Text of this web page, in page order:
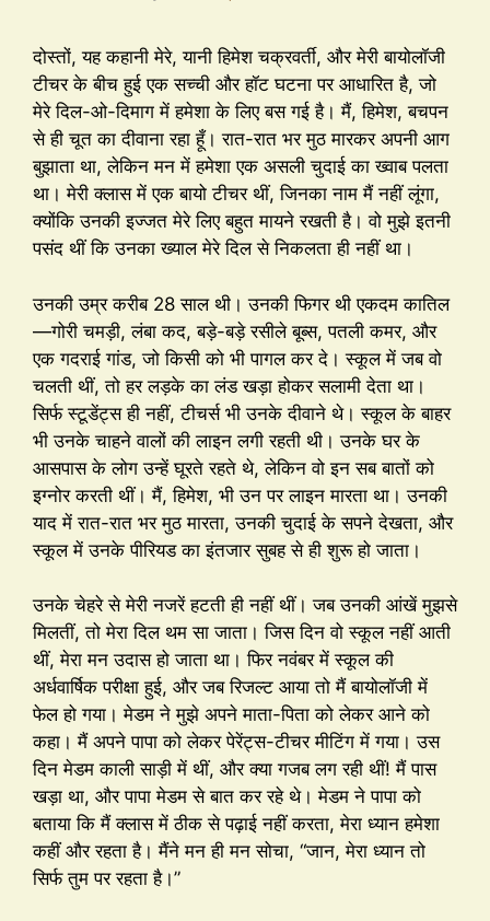
दोस्तों, यह कहानी मेरे, यानी हिमेश चक्रवर्ती, और मेरी बायोलॉजी
टीचर के बीच हुई एक सच्ची और हॉट घटना पर आधारित है, जो
मेरे दिल-ओ-दिमाग में हमेशा के लिए बस गई है। मैं, हिमेश, बचपन
से ही चूत का दीवाना रहा हूँ। रात-रात भर मुठ मारकर अपनी आग
बुझाता था, लेकिन मन में हमेशा एक असली चुदाई का ख्वाब पलता
था। मेरी क्लास में एक बायो टीचर थीं, जिनका नाम मैं नहीं लूंगा,
क्योंकि उनकी इज्जत मेरे लिए बहुत मायने रखती है। वो मुझे इतनी
पसंद थीं कि उनका ख्याल मेरे दिल से निकलता ही नहीं था।
उनकी उम्र करीब 28 साल थी। उनकी फिगर थी एकदम कातिल
—गोरी चमड़ी, लंबा कद, बड़े-बड़े रसीले बूब्स, पतली कमर, और
एक गदराई गांड, जो किसी को भी पागल कर दे। स्कूल में जब वो
चलती थीं, तो हर लड़के का लंड खड़ा होकर सलामी देता था।
सिर्फ स्टूडेंट्स ही नहीं, टीचर्स भी उनके दीवाने थे। स्कूल के बाहर
भी उनके चाहने वालों की लाइन लगी रहती थी। उनके घर के
आसपास के लोग उन्हें घूरते रहते थे, लेकिन वो इन सब बातों को
इग्नोर करती थीं। मैं, हिमेश, भी उन पर लाइन मारता था। उनकी
याद में रात-रात भर मुठ मारता, उनकी चुदाई के सपने देखता, और
स्कूल में उनके पीरियड का इंतजार सुबह से ही शुरू हो जाता।
उनके चेहरे से मेरी नजरें हटती ही नहीं थीं। जब उनकी आंखें मुझसे
मिलतीं, तो मेरा दिल थम सा जाता। जिस दिन वो स्कूल नहीं आती
थीं, मेरा मन उदास हो जाता था। फिर नवंबर में स्कूल की
अर्धवार्षिक परीक्षा हुई, और जब रिजल्ट आया तो मैं बायोलॉजी में
फेल हो गया। मेडम ने मुझे अपने माता-पिता को लेकर आने को
कहा। मैं अपने पापा को लेकर पेरेंट्स-टीचर मीटिंग में गया। उस
दिन मेडम काली साड़ी में थीं, और क्या गजब लग रही थीं! मैं पास
खड़ा था, और पापा मेडम से बात कर रहे थे। मेडम ने पापा को
बताया कि मैं क्लास में ठीक से पढ़ाई नहीं करता, मेरा ध्यान हमेशा
कहीं और रहता है। मैंने मन ही मन सोचा, “जान, मेरा ध्यान तो
सिर्फ तुम पर रहता है।”